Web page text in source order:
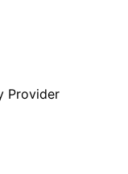
Provider